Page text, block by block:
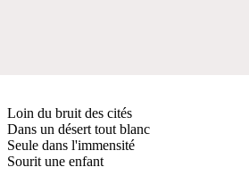
Loin du bruit des cités
Dans un désert tout blanc
Seule dans l'immensité
Sourit une enfant